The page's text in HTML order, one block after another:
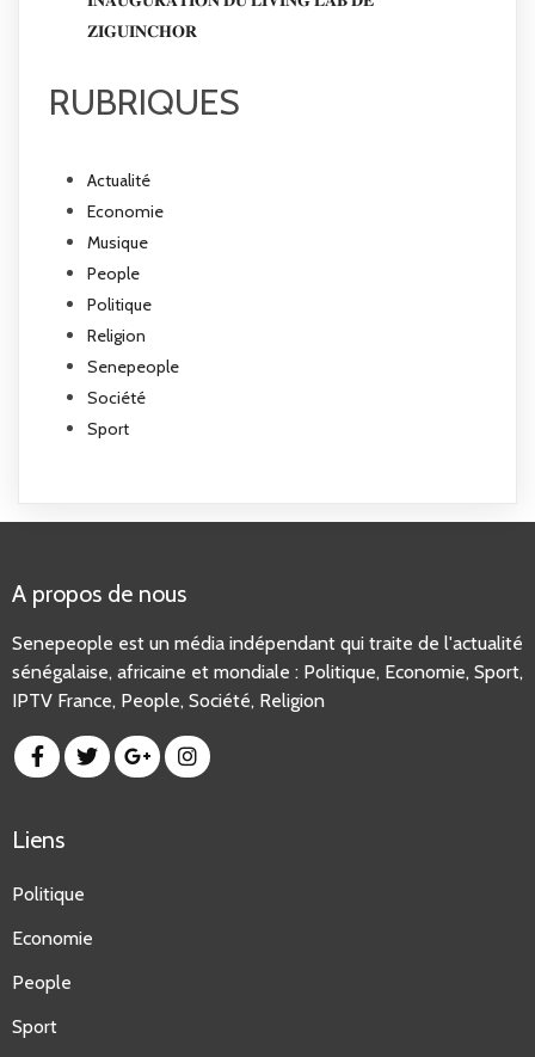
𝐙𝐈𝐆𝐔𝐈𝐍𝐂𝐇𝐎𝐑
RUBRIQUES
Actualité
Economie
Musique
People
Politique
Religion
Senepeople
Société
Sport
A propos de nous
Senepeople est un média indépendant qui traite de l'actualité
sénégalaise, africaine et mondiale : Politique, Economie, Sport,
IPTV France, People, Société, Religion
Liens
Politique
Economie
People
Sport